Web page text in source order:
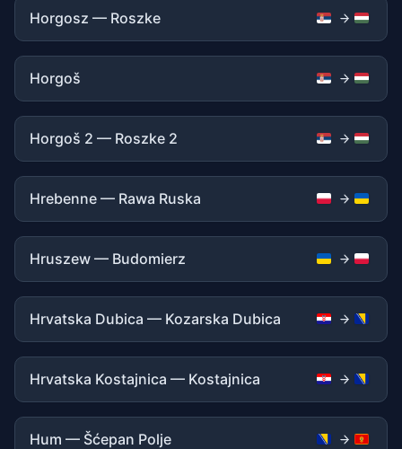
Horgosz — Roszke
Horgoš
Horgoš 2 — Roszke 2
Hrebenne — Rawa Ruska
Hruszew — Budomierz
Hrvatska Dubica — Kozarska Dubica
Hrvatska Kostajnica — Kostajnica
Hum — Šćepan Polje